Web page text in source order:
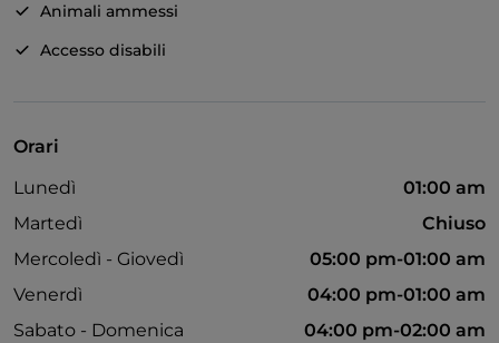
Animali ammessi
Accesso disabili
Orari
Lunedì
01:00 am
Martedì
Chiuso
Mercoledì - Giovedì
05:00 pm-01:00 am
Venerdì
04:00 pm-01:00 am
Sabato - Domenica
04:00 pm-02:00 am